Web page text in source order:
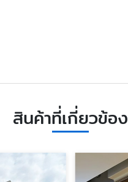
สินค้าที่เกี่ยวข้อง